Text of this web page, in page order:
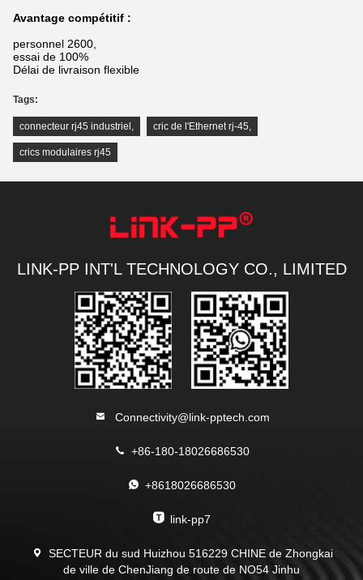
Avantage compétitif :
personnel 2600,
essai de 100%
Délai de livraison flexible
Tags:
connecteur rj45 industriel , cric de l'Ethernet rj-45,
crics modulaires rj45
LINK-PP INT'L TECHNOLOGY CO., LIMITED
Connectivity@link-pptech.com
+86-180-18026686530
+8618026686530
link-pp7
SECTEUR du sud Huizhou 516229 CHINE de Zhongkai
de ville de ChenJiang de route de NO54 Jinhu